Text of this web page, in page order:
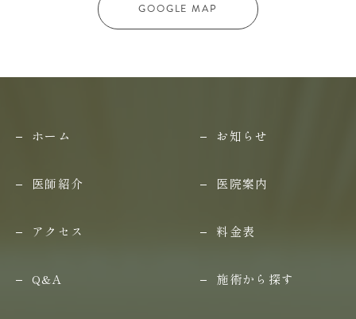
GOOGLE MAP
ホーム お知らせ
医師紹介 医院案内
アクセス 料金表
Q&A 施術から探す